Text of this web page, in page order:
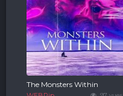
The Monsters Within